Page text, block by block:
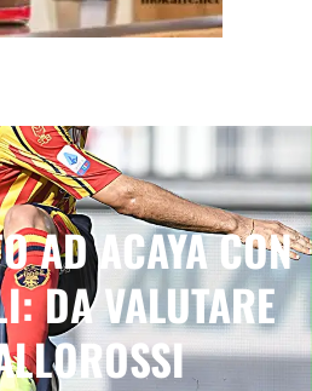
AD ACAYA CON
DA VALUTARE